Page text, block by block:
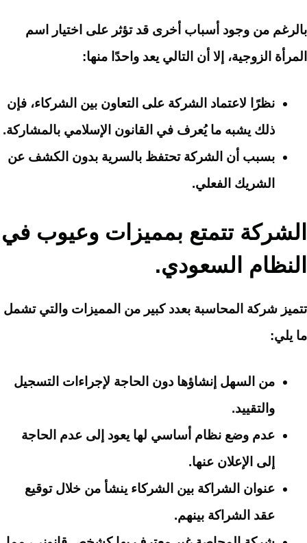
بالرغم من وجود أسباب أخرى قد تؤثر على اختيار اسم
المرأة الزوجية، إلا أن التالي يعد واحدًا منها:
نظرًا لاعتماد الشركة على التعاون بين الشركاء، فإن
ذلك يشبه ما يُعرف في القانون الإسلامي بالمشاركة.
بسبب أن الشركة تحتفظ بالسرية بدون الكشف عن
الشريك الفعلي.
الشركة تتمتع بمميزات وعيوب في
النظام السعودي.
تتميز شركة المحاسبة بعدد كبير من المميزات والتي تشمل
ما يلي:
من السهل إنشاؤها دون الحاجة لإجراءات التسجيل
والتقييد.
عدم وضع نظام أساسي لها يعود إلى عدم الحاجة
إلى الإعلان عنها.
عنوان الشراكة بين الشركاء ينشأ من خلال توقيع
عقد الشراكة بينهم.